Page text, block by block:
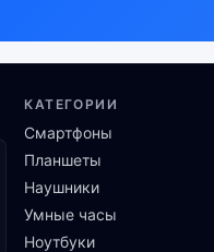
КАТЕГОРИИ
Смартфоны
Планшеты
Наушники
Умные часы
Ноутбуки